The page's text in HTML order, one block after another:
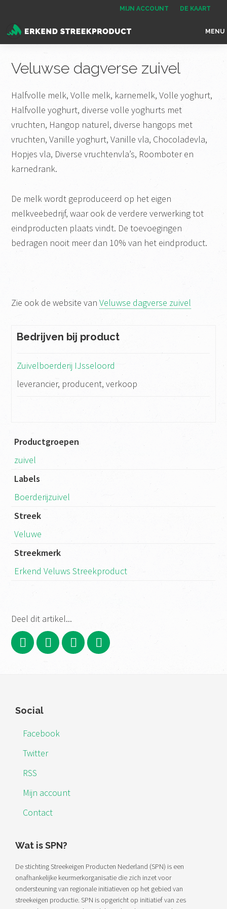
naar
de
naar
de
inhoud
naar
de
MIJN ACCOUNT DE KAART
Erkend
het
enige
onafhankelijke
landelijke
keurmerk
streekproducten
MENU
Veluwse dagverse zuivel
Halfvolle melk, Volle melk, karnemelk, Volle yoghurt,
Halfvolle yoghurt, diverse volle yoghurts met
vruchten, Hangop naturel, diverse hangops met
vruchten, Vanille yoghurt, Vanille vla, Chocoladevla,
Hopjes vla, Diverse vruchtenvla’s, Roomboter en
karnedrank.
De melk wordt geproduceerd op het eigen
melkveebedrijf, waar ook de verdere verwerking tot
eindproducten plaats vindt. De toevoegingen
bedragen nooit meer dan 10% van het eindproduct.
Zie ook de website vanVeluwse dagverse zuivel
Bedrijven bij product
Zuivelboerderij IJsseloord
leverancier, producent, verkoop
Productgroepen
zuivel
Labels
Boerderijzuivel
Streek
Veluwe
Streekmerk
Erkend Veluws Streekproduct
Deel dit artikel...
Footer
Social
Facebook
Twitter
RSS
Mijn account
Contact
Wat is SPN?
De stichting Streekeigen Producten Nederland (SPN) is een
onafhankelijke keurmerkorganisatie die zich inzet voor
ondersteuning van regionale initiatieven op het gebied van
streekeigen productie. SPN is opgericht op initiatief van zes